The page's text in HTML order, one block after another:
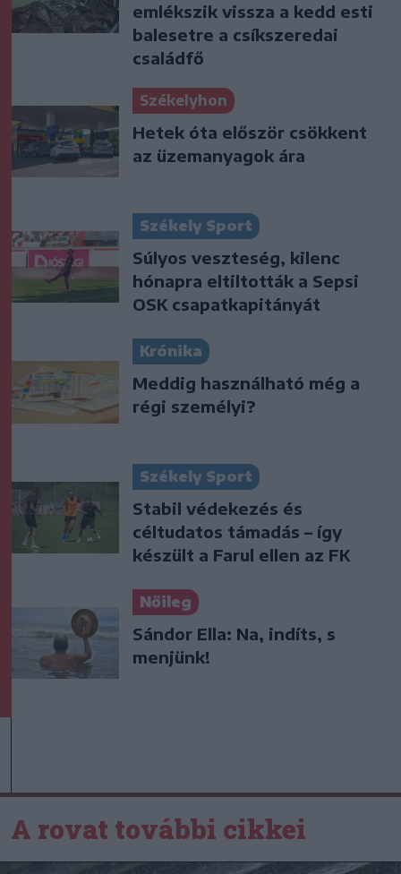
emlékszik vissza a kedd esti
balesetre a csíkszeredai
családfő
Székelyhon
Hetek óta először csökkent
az üzemanyagok ára
Székely Sport
Súlyos veszteség, kilenc
hónapra eltiltották a Sepsi
OSK csapatkapitányát
Krónika
Meddig használható még a
régi személyi?
Székely Sport
Stabil védekezés és
céltudatos támadás – így
készült a Farul ellen az FK
Nőileg
Sándor Ella: Na, indíts, s
menjünk!
A rovat további cikkei